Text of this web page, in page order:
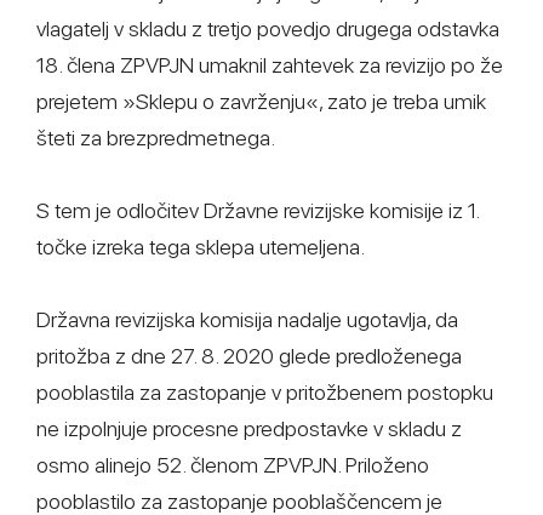
vlagatelj v skladu z tretjo povedjo drugega odstavka
18. člena ZPVPJN umaknil zahtevek za revizijo po že
prejetem »Sklepu o zavrženju«, zato je treba umik
šteti za brezpredmetnega.
S tem je odločitev Državne revizijske komisije iz 1.
točke izreka tega sklepa utemeljena.
Državna revizijska komisija nadalje ugotavlja, da
pritožba z dne 27. 8. 2020 glede predloženega
pooblastila za zastopanje v pritožbenem postopku
ne izpolnjuje procesne predpostavke v skladu z
osmo alinejo 52. členom ZPVPJN. Priloženo
pooblastilo za zastopanje pooblaščencem je